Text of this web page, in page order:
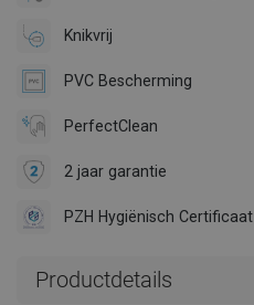
Knikvrij
PVC Bescherming
PerfectClean
2 jaar garantie
PZH Hygiënisch Certificaat
Productdetails